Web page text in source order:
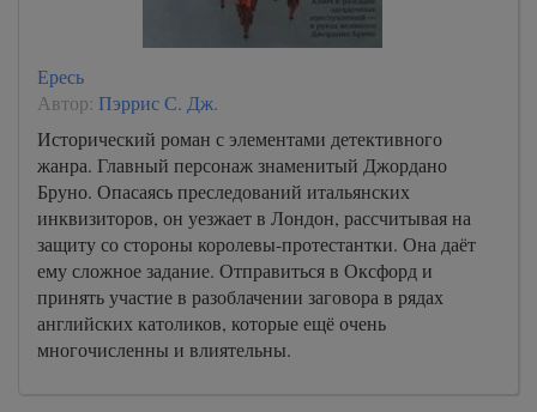
Ересь
Автор: Пэррис С. Дж.
Исторический роман с элементами детективного
жанра. Главный персонаж знаменитый Джордано
Бруно. Опасаясь преследований итальянских
инквизиторов, он уезжает в Лондон, рассчитывая на
защиту со стороны королевы-протестантки. Она даёт
ему сложное задание. Отправиться в Оксфорд и
принять участие в разоблачении заговора в рядах
английских католиков, которые ещё очень
многочисленны и влиятельны.